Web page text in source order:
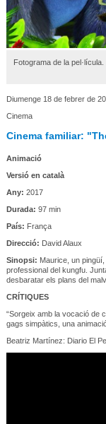
Fotograma de la pel·lícula.
Diumenge 18 de febrer de
Cinema
Cinema familiar:
Animació
Versió en català
Any: 2017
Durada: 97 min
País: França
Direcció: David Alaux
Sinopsi: Maurice, un
professional del kungfu.
desbaratar els plans del
CRÍTIQUES
“Sorgeix amb la vocació de
gags simpàtics, una
Beatriz Martínez: Diario El